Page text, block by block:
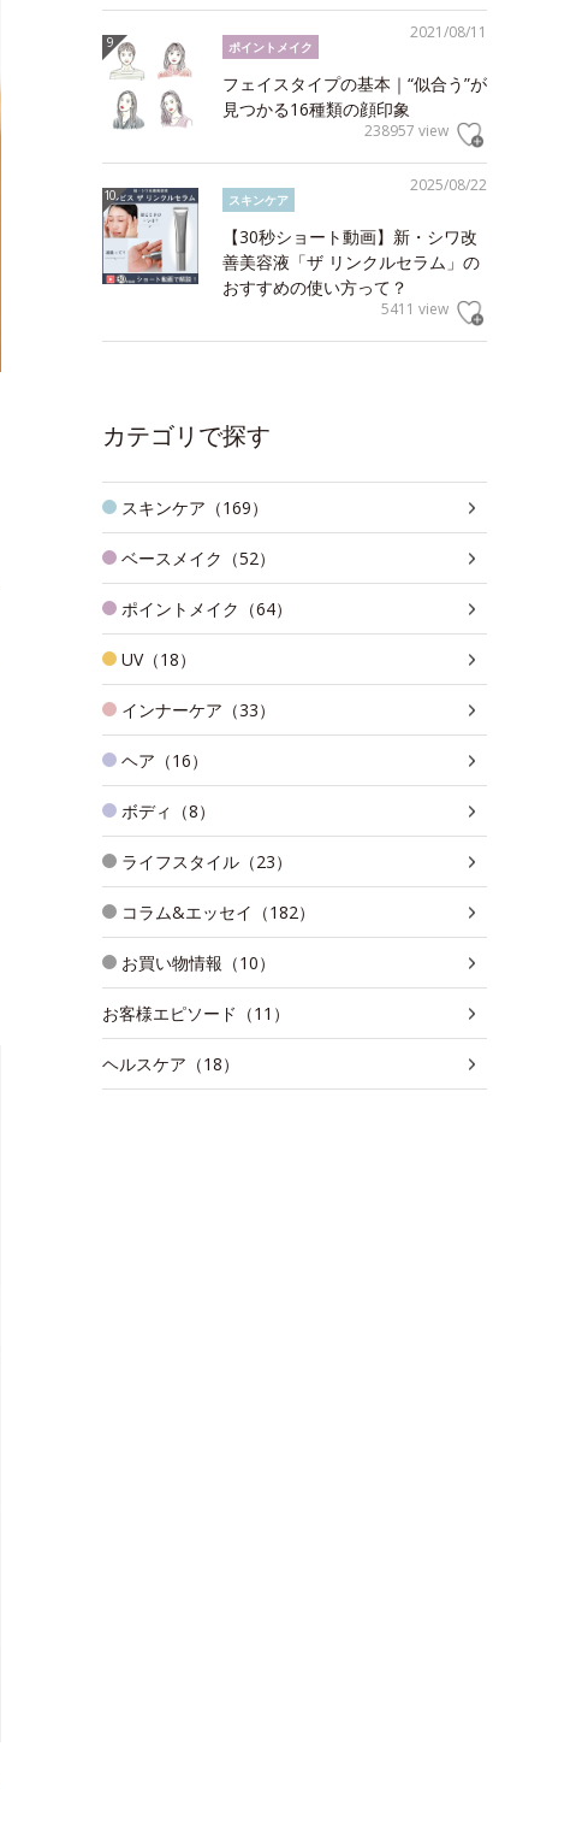
2021/08/11
ポイントメイク
フェイスタイプの基本｜“似合う”が
見つかる16種類の顔印象
238957 view
2025/08/22
スキンケア
【30秒ショート動画】新・シワ改
善美容液「ザ リンクルセラム」の
おすすめの使い方って？
5411 view
カテゴリで探す
スキンケア（169）
ベースメイク（52）
ポイントメイク（64）
UV（18）
インナーケア（33）
ヘア（16）
ボディ（8）
ライフスタイル（23）
コラム&エッセイ（182）
お買い物情報（10）
お客様エピソード（11）
ヘルスケア（18）